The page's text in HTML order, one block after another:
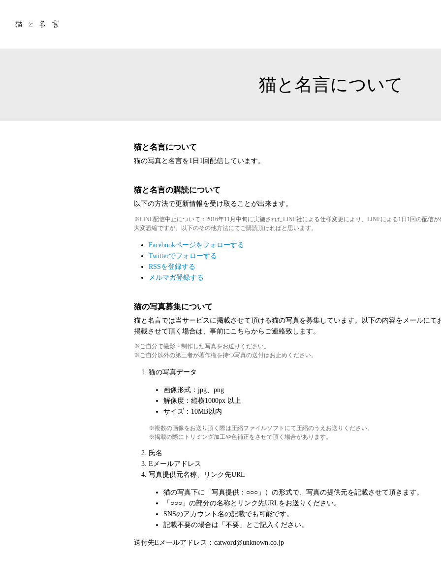
猫と名言について
猫と名言について
猫の写真と名言を1日1回配信しています。
猫と名言の購読について
以下の方法で更新情報を受け取ることが出来ます。
LINE配信中止について：2016年11月中旬に実施されたLINE社による仕様変更により、LINEによる1日1回の配信が
大変恐縮ですが、以下のその他方法にてご購読頂ければと思います。
Facebookページをフォローする
Twitterでフォローする
RSSを登録する
メルマガ登録する
猫の写真募集について
猫と名言では当サービスに掲載させて頂ける猫の写真を募集しています。以下の内容をメールにて
掲載させて頂く場合は、事前にこちらからご連絡致します。
ご自分で撮影・制作した写真をお送りください。
ご自分以外の第三者が著作権を持つ写真の送付はお止めください。
猫の写真データ
画像形式：jpg、png
解像度：縦横1000px 以上
サイズ：10MB以内
複数の画像をお送り頂く際は圧縮ファイルソフトにて圧縮のうえお送りください。
掲載の際にトリミング加工や色補正をさせて頂く場合があります。
氏名
Eメールアドレス
写真提供元名称、リンク先URL
猫の写真下に「写真提供：○○○」）の形式で、写真の提供元を記載させて頂きます。
「○○○」の部分の名称とリンク先URLをお送りください。
SNSのアカウント名の記載でも可能です。
記載不要の場合は「不要」とご記入ください。
送付先Eメールアドレス：catword@unknown.co.jp